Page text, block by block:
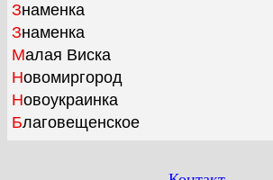
Знаменка
Знаменка
Малая Виска
Новомиргород
Новоукраинка
Благовещенское